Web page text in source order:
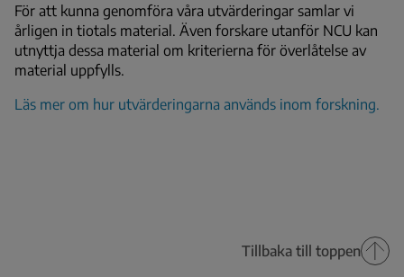
För att kunna genomföra våra utvärderingar samlar vi
årligen in tiotals material. Även forskare utanför NCU kan
utnyttja dessa material om kriterierna för överlåtelse av
material uppfylls.
Läs mer om hur utvärderingarna används inom forskning.
Tillbaka till toppen